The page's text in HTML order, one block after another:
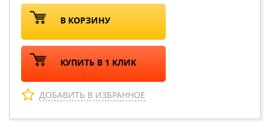
В КОРЗИНУ
КУПИТЬ В 1 КЛИК
ДОБАВИТЬ В ИЗБРАННОЕ